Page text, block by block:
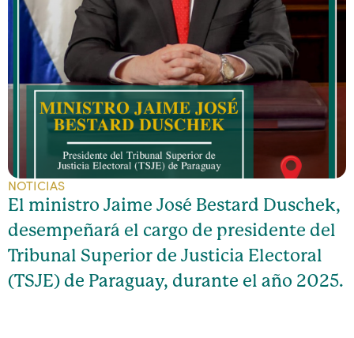
NOTICIAS
El ministro Jaime José Bestard Duschek,
desempeñará el cargo de presidente del
Tribunal Superior de Justicia Electoral
(TSJE) de Paraguay, durante el año 2025.